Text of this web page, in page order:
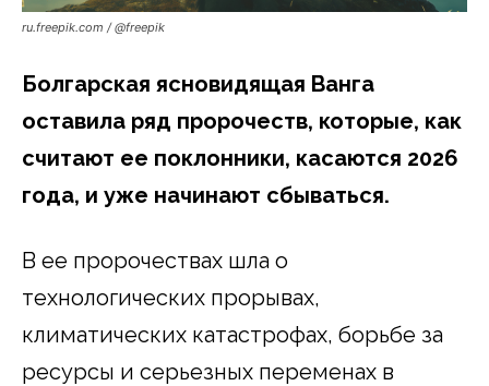
ru.freepik.com / @freepik
Болгарская ясновидящая Ванга
оставила ряд пророчеств, которые, как
считают ее поклонники, касаются 2026
года, и уже начинают сбываться.
В ее пророчествах шла о
технологических прорывах,
климатических катастрофах, борьбе за
ресурсы и серьезных переменах в